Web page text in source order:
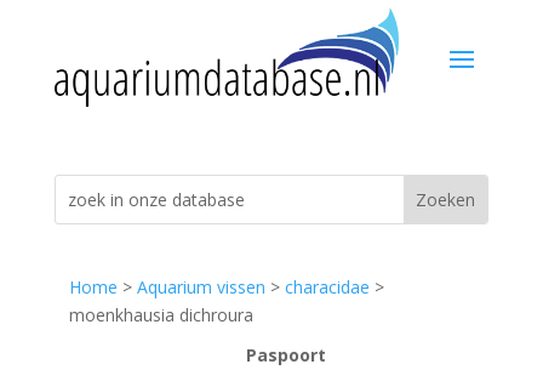
Home > Aquarium vissen > characidae >
moenkhausia dichroura
Paspoort